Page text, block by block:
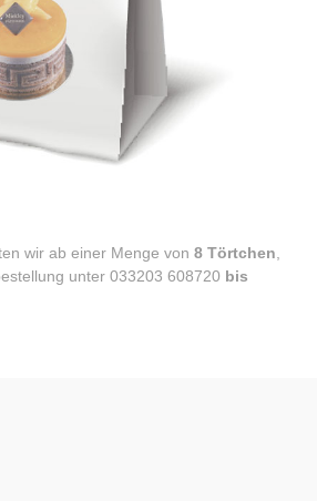
wir ab einer Menge von 8 Törtchen
unter 033203 608720 bis